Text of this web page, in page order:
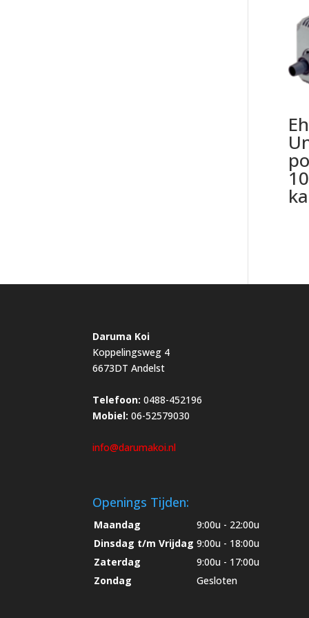
Daruma Koi
Koppelingsweg 4
6673DT Andelst
Telefoon: 0488-452196
Mobiel: 06-52579030
info@darumakoi.nl
Openings Tijden:
Maandag
9:00u - 22:00u
Dinsdag t/m Vrijdag 9:00u - 18:00u
Zaterdag
9:00u - 17:00u
Zondag
Gesloten